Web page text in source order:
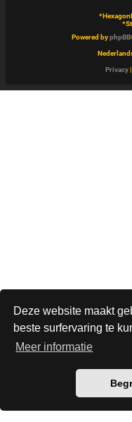
Deze website maakt
beste surfervaring te
Meer informatie
*
*
Powered byphpBB
Privacy|